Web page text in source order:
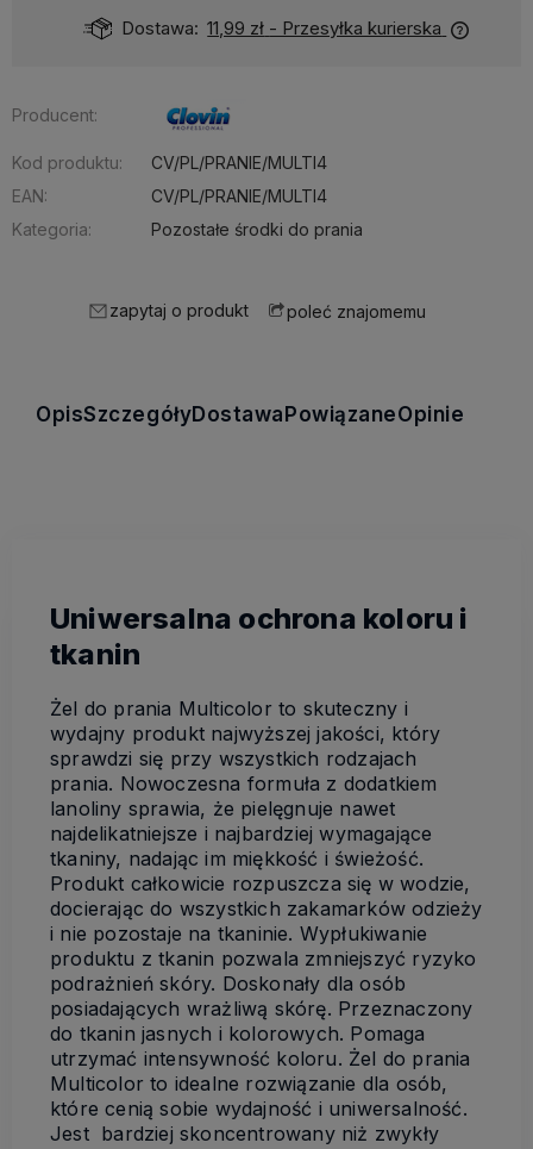
Dostawa: 11,99 zł - Przesyłka kurierska
Producent:
Kod produktu:
CV/PL/PRANIE/MULTI4
EAN:
CV/PL/PRANIE/MULTI4
Kategoria:
Pozostałe środki do prania
zapytaj o produkt poleć znajomemu
OpisSzczegółyDostawa PowiązaneOpinie
Uniwersalna ochrona koloru i
tkanin
Żel do prania Multicolor to skuteczny i
wydajny produkt najwyższej jakości, który
sprawdzi się przy wszystkich rodzajach
prania. Nowoczesna formuła z dodatkiem
lanoliny sprawia, że pielęgnuje nawet
najdelikatniejsze i najbardziej wymagające
tkaniny, nadając im miękkość i świeżość.
Produkt całkowicie rozpuszcza się w wodzie,
docierając do wszystkich zakamarków odzieży
i nie pozostaje na tkaninie. Wypłukiwanie
produktu z tkanin pozwala zmniejszyć ryzyko
podrażnień skóry. Doskonały dla osób
posiadających wrażliwą skórę. Przeznaczony
do tkanin jasnych i kolorowych. Pomaga
utrzymać intensywność koloru. Żel do prania
Multicolor to idealne rozwiązanie dla osób,
które cenią sobie wydajność i uniwersalność.
Jest bardziej skoncentrowany niż zwykły